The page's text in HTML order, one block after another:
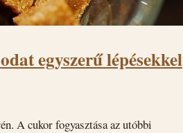
egyszerű lépésekkel
A cukor fogyasztása az utóbbi